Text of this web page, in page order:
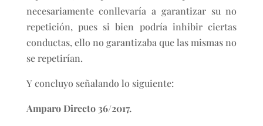
necesariamente conllevaría a garantizar su no
repetición, pues si bien podría inhibir ciertas
conductas, ello no garantizaba que las mismas no
se repetirían.
Y concluyo señalando lo siguiente:
Amparo Directo 36/2017.